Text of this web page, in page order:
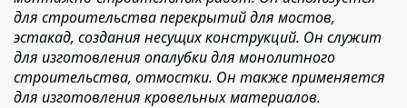
для строительства перекрытий для мостов,
эстакад, создания несущих конструкций. Он служит
для изготовления опалубки для монолитного
строительства, отмостки. Он также применяется
для изготовления кровельных материалов.